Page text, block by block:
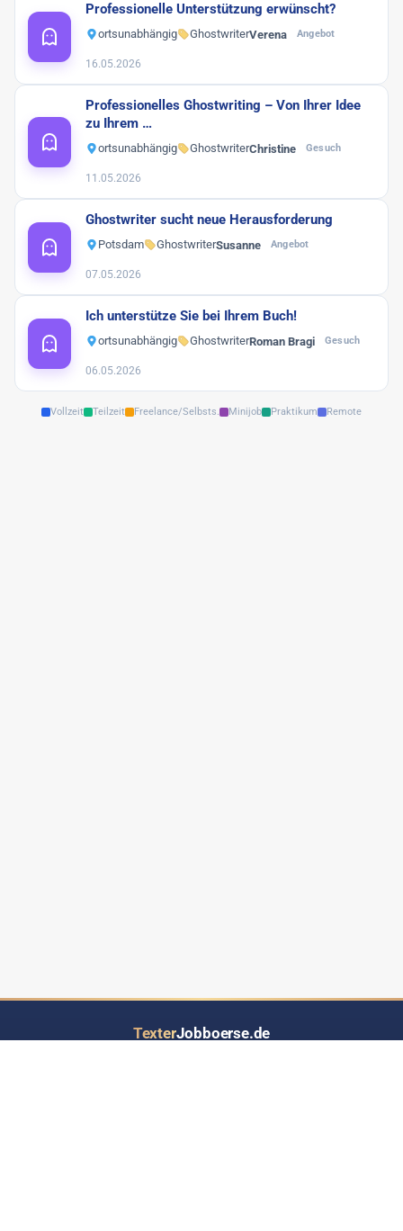
Professionelle Unterstützung erwünscht?
ortsunabhängig GhostwriterVerena Angebot
16.05.2026
Professionelles Ghostwriting – Von Ihrer Idee
zu Ihrem …
ortsunabhängig GhostwriterChristine Gesuch
11.05.2026
Ghostwriter sucht neue Herausforderung
Potsdam GhostwriterSusanne Angebot
07.05.2026
Ich unterstütze Sie bei Ihrem Buch!
ortsunabhängig GhostwriterRoman Bragi Gesuch
06.05.2026
Vollzeit Teilzeit Freelance/Selbsts. Minijob Praktikum Remote
TexterJobboerse.de